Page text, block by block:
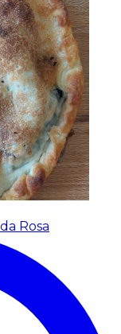
Rosa